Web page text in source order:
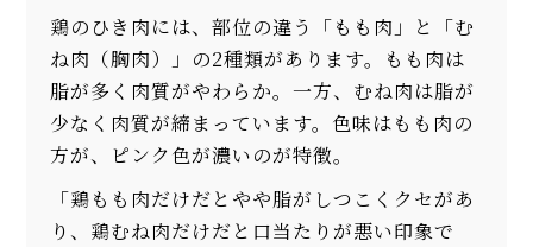
鶏のひき肉には、部位の違う「もも肉」と「む
ね肉（胸肉）」の2種類があります。もも肉は
脂が多く肉質がやわらか。一方、むね肉は脂が
少なく肉質が締まっています。色味はもも肉の
方が、ピンク色が濃いのが特徴。
「鶏もも肉だけだとやや脂がしつこくクセがあ
り、鶏むね肉だけだと口当たりが悪い印象で